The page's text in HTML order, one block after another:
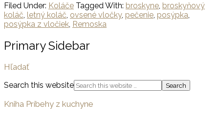
Filed Under: Koláče Tagged With: broskyne broskyňový
koláč letný koláč ovsené vločky, pečenie posýpka
posýpka z vločiek Remoska
Primary Sidebar
Hľadať
Search this website
Kniha Príbehy z kuchyne